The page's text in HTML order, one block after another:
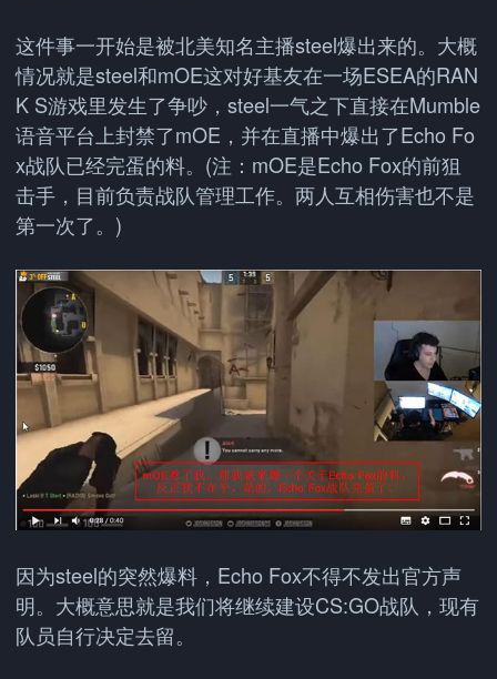
这件事一开始是被北美知名主播steel爆出来的。大概
情况就是steel和mOE这对好基友在一场ESEA的RAN
K S游戏里发生了争吵，steel一气之下直接在Mumble
语音平台上封禁了mOE，并在直播中爆出了Echo Fo
x战队已经完蛋的料。(注：mOE是Echo Fox的前狙
击手，目前负责战队管理工作。两人互相伤害也不是
第一次了。)
因为steel的突然爆料，Echo Fox不得不发出官方声
明。大概意思就是我们将继续建设CS:GO战队，现有
队员自行决定去留。